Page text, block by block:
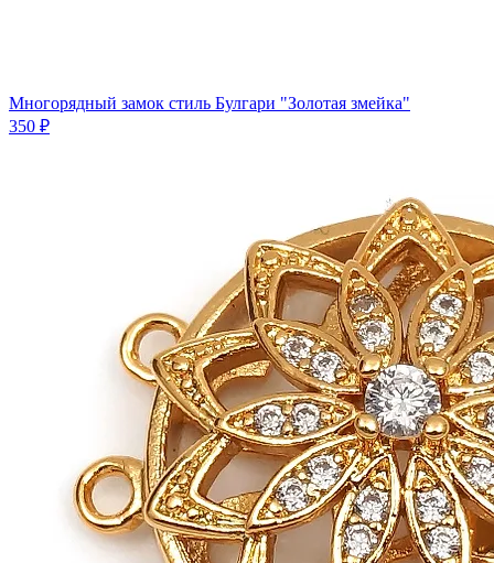
Многорядный замок стиль Булгари "Золотая змейка"
350 ₽